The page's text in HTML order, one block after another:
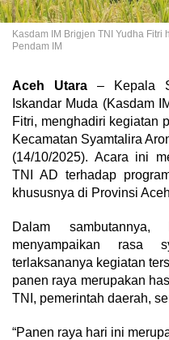
Kasdam IM Brigjen TNI Yudha
Pendam IM
Aceh Utara – Kepala
Iskandar Muda (Kasdam
Fitri, menghadiri kegiatan
Kecamatan Syamtalira
(14/10/2025). Acara ini
TNI AD terhadap
khususnya di Provinsi
Dalam
menyampaikan rasa
terlaksananya kegiatan
panen raya merupakan
TNI, pemerintah daerah,
“Panen raya hari ini